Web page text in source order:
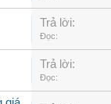
Trả lời:
Đọc:
Trả lời:
Đọc: